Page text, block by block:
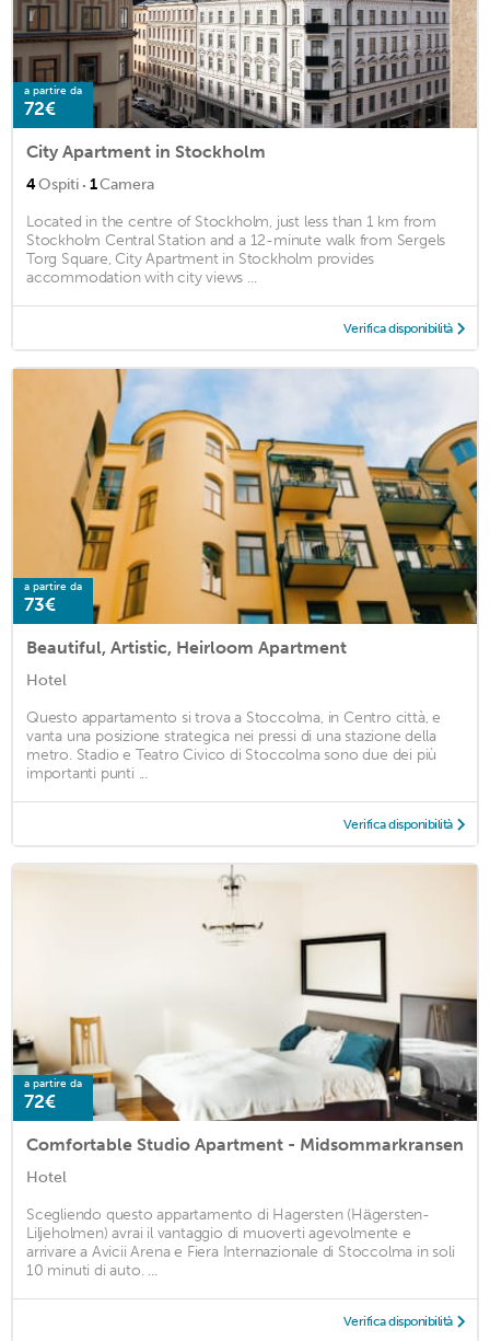
a partire da
72€
City Apartment in Stockholm
4Ospiti · 1Camera
Located in the centre of Stockholm, just less than 1 km from
Stockholm Central Station and a 12-minute walk from Sergels
Torg Square, City Apartment in Stockholm provides
accommodation with city views ...
Verifica disponibilità
a partire da
73€
Beautiful, Artistic, Heirloom Apartment
Hotel
Questo appartamento si trova a Stoccolma, in Centro città, e
vanta una posizione strategica nei pressi di una stazione della
metro. Stadio e Teatro Civico di Stoccolma sono due dei più
importanti punti ...
Verifica disponibilità
a partire da
72€
Comfortable Studio Apartment - Midsommarkransen
Hotel
Scegliendo questo appartamento di Hagersten (Hägersten-
Liljeholmen) avrai il vantaggio di muoverti agevolmente e
arrivare a Avicii Arena e Fiera Internazionale di Stoccolma in soli
10 minuti di auto. ...
Verifica disponibilità